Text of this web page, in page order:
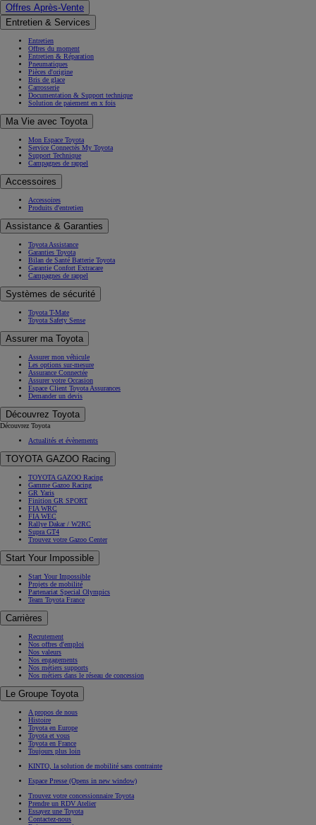
Offres Après-Vente
Entretien & Services
Entretien
Offres du moment
Entretien & Réparation
Pneumatiques
Pièces d'origine
Bris de glace
Carrosserie
Documentation & Support technique
Solution de paiement en x fois
Ma Vie avec Toyota
Mon Espace Toyota
Service Connectés My Toyota
Support Technique
Campagnes de rappel
Accessoires
Accessoires
Produits d'entretien
Assistance & Garanties
Toyota Assistance
Garanties Toyota
Bilan de Santé Batterie Toyota
Garantie Confort Extracare
Campagnes de rappel
Systèmes de sécurité
Toyota T-Mate
Toyota Safety Sense
Assurer ma Toyota
Assurer mon véhicule
Les options sur-mesure
Assurance Connectée
Assurer votre Occasion
Espace Client Toyota Assurances
Demander un devis
Découvrez Toyota
Découvrez Toyota
Actualités et évènements
TOYOTA GAZOO Racing
TOYOTA GAZOO Racing
Gamme Gazoo Racing
GR Yaris
Finition GR SPORT
FIA WRC
FIA WEC
Rallye Dakar / W2RC
Supra GT4
Trouvez votre Gazoo Center
Start Your Impossible
Start Your Impossible
Projets de mobilité
Partenariat Special Olympics
Team Toyota France
Carrières
Recrutement
Nos offres d'emploi
Nos valeurs
Nos engagements
Nos métiers supports
Nos métiers dans le réseau de concession
Le Groupe Toyota
A propos de nous
Histoire
Toyota en Europe
Toyota et vous
Toyota en France
Toujours plus loin
KINTO, la solution de mobilité sans contrainte
Espace Presse (Opens in new window)
Trouvez votre concessionnaire Toyota
Prendre un RDV Atelier
Essayez une Toyota
Contactez-nous